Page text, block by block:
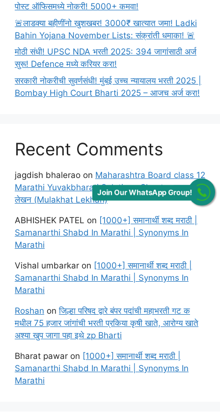
पोस्ट ऑफिसमध्ये नोकरी! 5000+ कमवा!
🚨लाडक्या बहीणींनो खुशखबर! 3000₹ खात्यात जमा! Ladki
Bahin Yojana November Lists: संक्रांती धमाका! 🚨
मोठी संधी! UPSC NDA भरती 2025: 394 जागांसाठी अर्ज
सुरू! Defence मध्ये करियर करा!
सरकारी नोकरीची सुवर्णसंधी! मुंबई उच्च न्यायालय भरती 2025 |
Bombay High Court Bharti 2025 – आजच अर्ज करा!
Recent Comments
jagdish bhalerao on Maharashtra Board class 12
Marathi Yuvakbharati Solutions Chapter मुलाखत
लेखन (Mulakhat Lekhan)
ABHISHEK PATEL on [1000+] समानार्थी शब्द मराठी |
Samanarthi Shabd In Marathi | Synonyms In
Marathi
Vishal umbarkar on [1000+] समानार्थी शब्द मराठी |
Samanarthi Shabd In Marathi | Synonyms In
Marathi
Roshan onजिल्हा परिषद द्वारे बंपर पदांची महाभरती गट क
मधील 75 हजार जांगांची भरती प्रकिया कृषी खाते, आरोग्य खाते
अश्या खुप जागा पहा इथे zp Bharti
Bharat pawar on [1000+] समानार्थी शब्द मराठी |
Samanarthi Shabd In Marathi | Synonyms In
Marathi
Join Our WhatsApp Group!